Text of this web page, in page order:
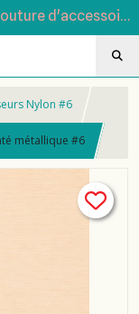
Tissus, mercerie et inspiration pour la couture d'accessoires
Nylon #6
métallique #6